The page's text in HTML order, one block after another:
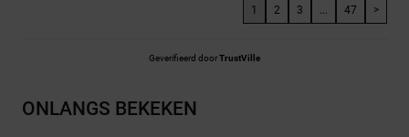
1 2 3 ... 47 >
Geverifieerd doorTrustVille
ONLANGS BEKEKEN